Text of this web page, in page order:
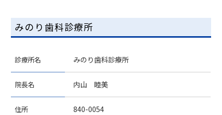
みのり歯科診療所
診療所名 みのり歯科診療所
院長名 内山 睦美
住所
840-0054